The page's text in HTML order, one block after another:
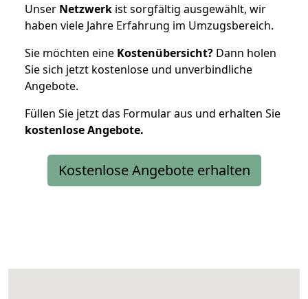
Unser Netzwerk ist sorgfältig ausgewählt, wir
haben viele Jahre Erfahrung im Umzugsbereich.
Sie möchten eine Kostenübersicht? Dann holen
Sie sich jetzt kostenlose und unverbindliche
Angebote.
Füllen Sie jetzt das Formular aus und erhalten Sie
kostenloseAngebote.
Kostenlose Angebote erhalten